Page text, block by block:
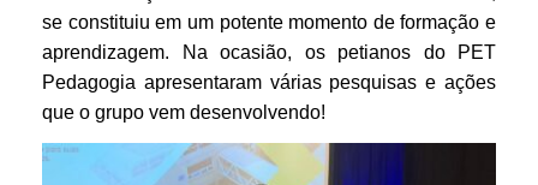
se constituiu em um potente momento de formação e
aprendizagem. Na ocasião, os petianos do PET
Pedagogia apresentaram várias pesquisas e ações
que o grupo vem desenvolvendo!